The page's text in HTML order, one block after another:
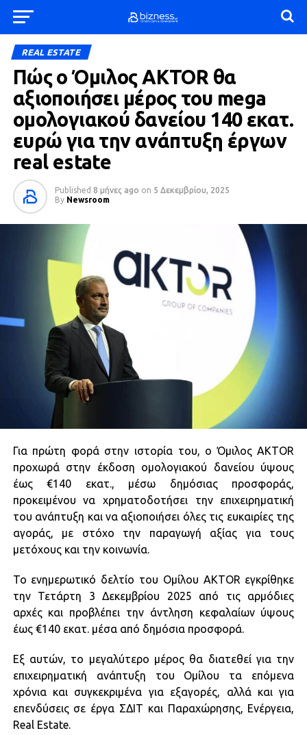
REAL ESTATE
Πώς ο Όμιλος AKTOR θα
αξιοποιήσει μέρος του mega
ομολογιακού δανείου 140 εκατ.
ευρώ για την ανάπτυξη έργων
real estate
Published 8 μήνες ago on 5 Δεκεμβρίου, 2025
By Newsroom
Για πρώτη φορά στην ιστορία του, ο Όμιλος AKTOR
προχωρά στην έκδοση ομολογιακού δανείου ύψους
έως €140 εκατ., μέσω δημόσιας προσφοράς,
προκειμένου να χρηματοδοτήσει την επιχειρηματική
του ανάπτυξη και να αξιοποιήσει όλες τις ευκαιρίες της
αγοράς, με στόχο την παραγωγή αξίας για τους
μετόχους και την κοινωνία.
Το ενημερωτικό δελτίο του Ομίλου AKTOR εγκρίθηκε
την Τετάρτη 3 Δεκεμβρίου 2025 από τις αρμόδιες
αρχές και προβλέπει την άντληση κεφαλαίων ύψους
έως €140 εκατ. μέσα από δημόσια προσφορά.
Εξ αυτών, το μεγαλύτερο μέρος θα διατεθεί για την
επιχειρηματική ανάπτυξη του Ομίλου τα επόμενα
χρόνια και συγκεκριμένα για εξαγορές, αλλά και για
επενδύσεις σε έργα ΣΔΙΤ και Παραχώρησης, Ενέργεια,
Real Estate.